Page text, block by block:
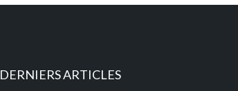
DERNIERS ARTICLES